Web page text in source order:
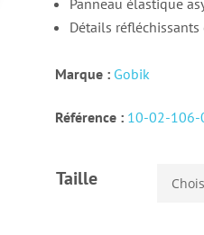
Panneau élastique
Détails réfléchissants
Marque : Gobik
Référence : 10-02-106-
Taille